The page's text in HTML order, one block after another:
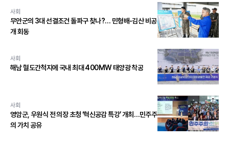
사회
무안군의 3대 선결조건 돌파구 찾나?… 민형배-김산 비공
개 회동
사회
해남 혈도간척지에 국내 최대 400MW 태양광 착공
사회
영암군, 우원식 전 의장 초청 ‘혁신공감 특강’ 개최…민주주
의 가치 공유